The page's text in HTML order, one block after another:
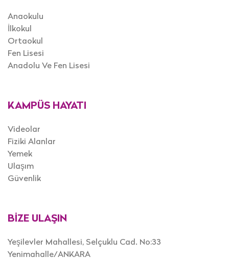
Anaokulu
İlkokul
Ortaokul
Fen Lisesi
Anadolu Ve Fen Lisesi
KAMPÜS HAYATI
Videolar
Fiziki Alanlar
Yemek
Ulaşım
Güvenlik
BİZE ULAŞIN
Yeşilevler Mahallesi, Selçuklu Cad. No:33
Yenimahalle/ANKARA